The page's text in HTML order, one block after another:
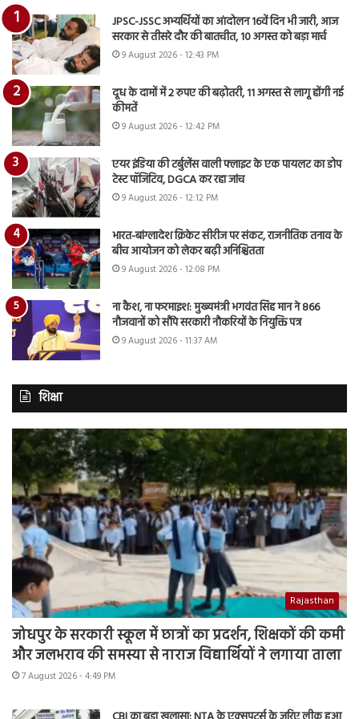
JPSC-JSSC अभ्यर्थियों का आंदोलन 16वें दिन भी जारी, आज
सरकार से तीसरे दौर की बातचीत, 10 अगस्त को बड़ा मार्च
9 August 2026 - 12:43 PM
दूध के दामों में 2 रुपए की बढ़ोतरी, 11 अगस्त से लागू होंगी नई
कीमतें
9 August 2026 - 12:42 PM
एयर इंडिया की टर्बुलेंस वाली फ्लाइट के एक पायलट का डोप
टेस्ट पॉजिटिव, DGCA कर रहा जांच
9 August 2026 - 12:12 PM
भारत-बांग्लादेश क्रिकेट सीरीज पर संकट, राजनीतिक तनाव के
बीच आयोजन को लेकर बढ़ी अनिश्चितता
9 August 2026 - 12:08 PM
ना कैश, ना फरमाइश: मुख्यमंत्री भगवंत सिंह मान ने 866
नौजवानों को सौंपे सरकारी नौकरियों के नियुक्ति पत्र
9 August 2026 - 11:37 AM
शिक्षा
Rajasthan
जोधपुर के सरकारी स्कूल में छात्रों का प्रदर्शन, शिक्षकों की कमी
और जलभराव की समस्या से नाराज विद्यार्थियों ने लगाया ताला
7 August 2026 - 4:49 PM